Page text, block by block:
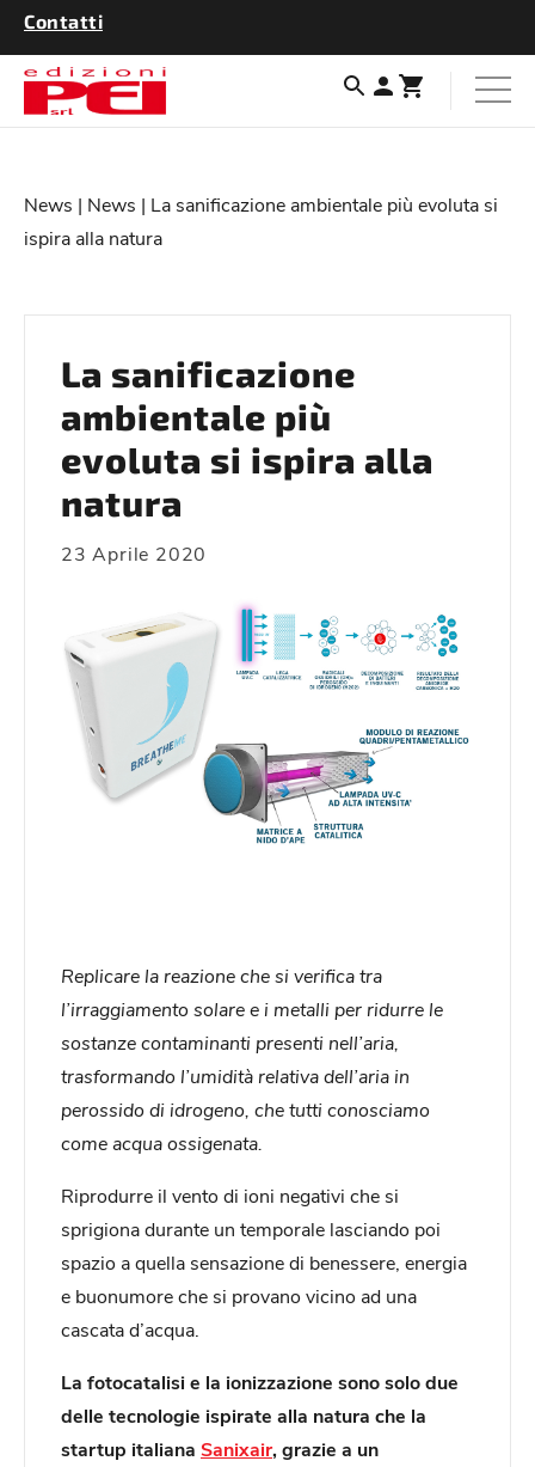
Contatti
News | News | La sanificazione ambientale più evoluta si
ispira alla natura
La sanificazione
ambientale più
evoluta si ispira alla
natura
23 Aprile 2020
Replicare la reazione che si verifica tra
l’irraggiamento solare e i metalli per ridurre le
sostanze contaminanti presenti nell’aria,
trasformando l’umidità relativa dell’aria in
perossido di idrogeno, che tutti conosciamo
come acqua ossigenata.
Riprodurre il vento di ioni negativi che si
sprigiona durante un temporale lasciando poi
spazio a quella sensazione di benessere, energia
e buonumore che si provano vicino ad una
cascata d’acqua.
La fotocatalisi e la ionizzazione sono solo due
delle tecnologie ispirate alla natura che la
startup italiana Sanixair, grazie a un